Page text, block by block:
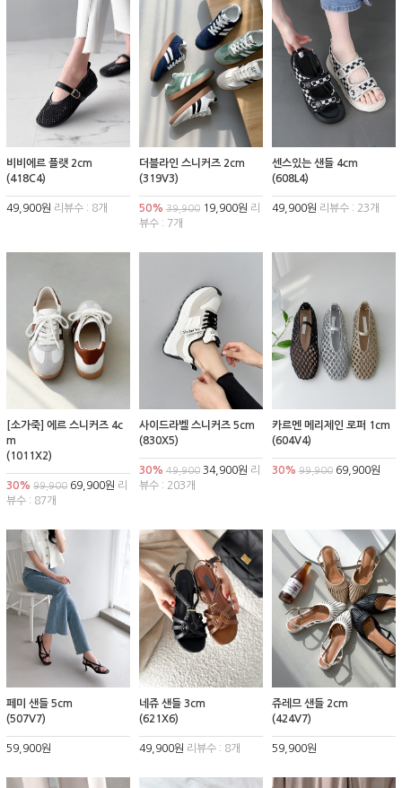
비비에르 플랫 2cm
(418C4)
49,900원 리뷰수 : 8개
더블라인 스니커즈 2cm
(319V3)
50% 39,90019,900원 리
뷰수 : 7개
센스있는 샌들 4cm
(608L4)
49,900원 리뷰수 : 23개
[소가죽] 에르 스니커즈 4c
m
(1011X2)
30% 99,900 69,900원 리
뷰수 : 87개
사이드라벨 스니커즈 5cm
(830X5)
30% 49,90034,900원 리
뷰수 : 203개
카르멘 메리제인 로퍼 1cm
(604V4)
30% 99,90069,900원
페미 샌들 5cm
(507V7)
59,900원
네쥬 샌들 3cm
(621X6)
49,900원 리뷰수 : 8개
쥬레므 샌들 2cm
(424V7)
59,900원